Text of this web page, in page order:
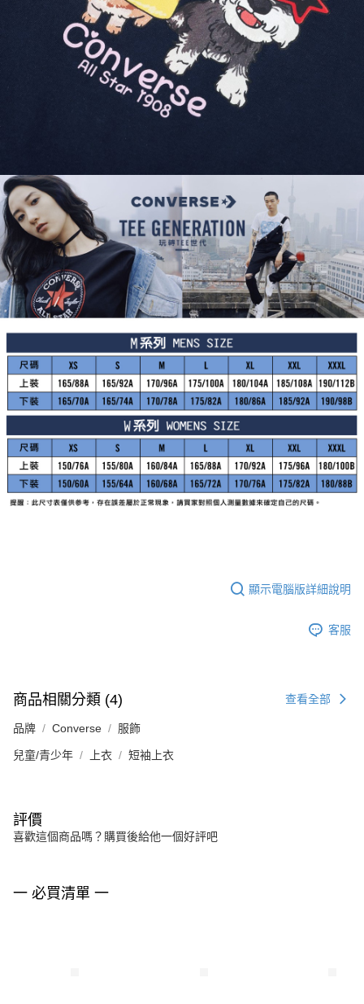
顯示電腦版詳細說明
客服
商品相關分類 (4) 查看全部
品牌 Converse 服飾
兒童/青少年 上衣 短袖上衣
評價
喜歡這個商品嗎？購買後給他一個好評吧
一 必買清單 一